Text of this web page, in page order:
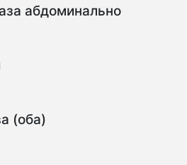
абдоминально
(оба)